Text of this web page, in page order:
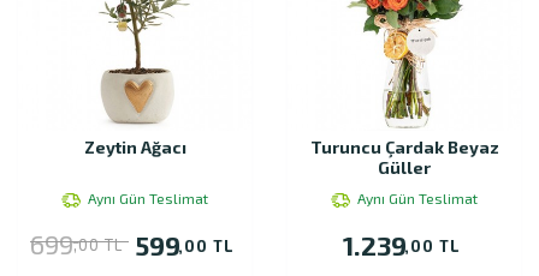
Zeytin Ağacı
Aynı Gün Teslimat
699,00 TL 599,00 TL
Turuncu Çardak Beyaz
Güller
Aynı Gün Teslimat
1.239,00 TL